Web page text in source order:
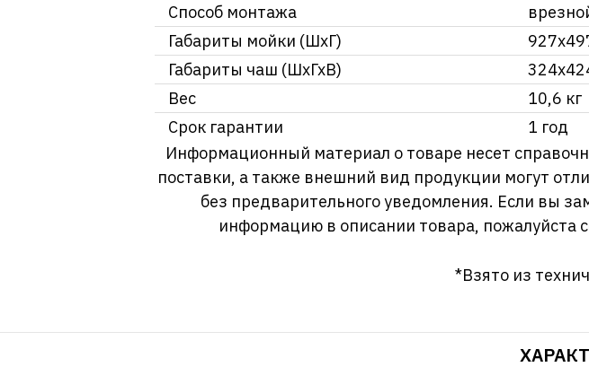
Способ монтажа
Габариты мойки (ШхГ)
Габариты чаш (ШхГхВ)
Вес
10,6 кг
Срок гарантии
1 год
Информационный материал о товаре несет
поставки, а также внешний вид продукции могут
без предварительного уведомления. Если вы
информацию в описании товара, пожалуйста
*Взято из